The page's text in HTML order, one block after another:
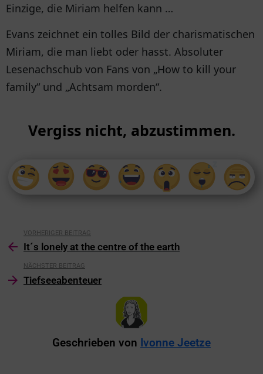
Einzige, die Miriam helfen kann …
Evans zeichnet ein tolles Bild der charismatischen
Miriam, die man liebt oder hasst. Absoluter
Lesenachschub von Fans von „How to kill your
family“ und „Achtsam morden“.
Vergiss nicht, abzustimmen.
VORHERIGER BEITRAG
It´s lonely at the centre of the earth
NÄCHSTER BEITRAG
Tiefseeabenteuer
Geschrieben von Ivonne Jeetze